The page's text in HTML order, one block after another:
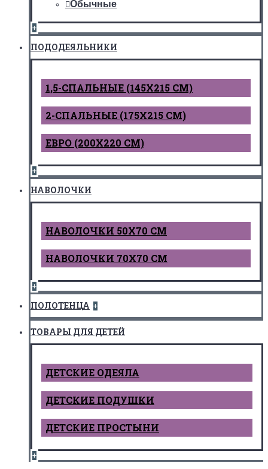
Обычные
+
ПОДОДЕЯЛЬНИКИ
1,5-СПАЛЬНЫЕ (145Х215 СМ)
2-СПАЛЬНЫЕ (175Х215 СМ)
ЕВРО (200Х220 СМ)
+
НАВОЛОЧКИ
НАВОЛОЧКИ 50Х70 СМ
НАВОЛОЧКИ 70Х70 СМ
+
ПОЛОТЕНЦА +
ТОВАРЫ ДЛЯ ДЕТЕЙ
ДЕТCКИЕ ОДЕЯЛА
ДЕТСКИЕ ПОДУШКИ
ДЕТСКИЕ ПРОСТЫНИ
+